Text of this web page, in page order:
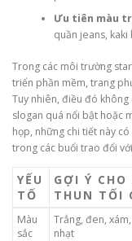
Ưu tiên màu
quần jeans, kaki
Trong các môi trường
triển phần mềm, trang
Tuy nhiên, điều đó
slogan quá nổi bật hoặc
họp, những chi tiết này
trong các buổi trao đổi
YẾU
TỐ
GỢI Ý CHO
THUN TỐI
Màu
sắc
Trắng, đen,
nhạt